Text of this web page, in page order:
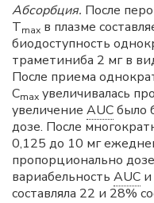
Абсорбция. После
Tmах в плазме
биодоступность
траметиниба 2 мг в
После приема
Сmах увеличивалась
увеличение AUCбыло
дозе. После
0,125 до 10 мг
пропорционально
вариабельность AUC
составляла 22 и 28%